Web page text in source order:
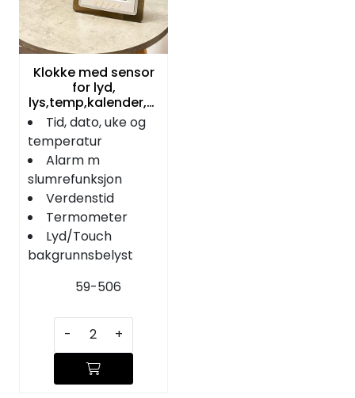
Klokke med sensor
for lyd,
lys,temp,kalender,al
arm
Tid, dato, uke og
temperatur
Alarm m
slumrefunksjon
Verdenstid
Termometer
Lyd/Touch
bakgrunnsbelyst
59-506
- +